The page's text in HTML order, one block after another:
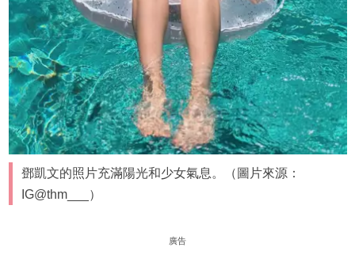
鄧凱文的照片充滿陽光和少女氣息。（圖片來源：
IG@thm___）
廣告